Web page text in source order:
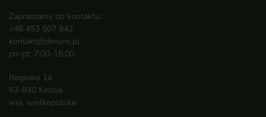
Zapraszamy do kontaktu:
+48 453 507 842
kontakt@dimuro.pl
pn-pt: 7:00-16:00
Rogowo 1a
63-840 Krobia
woj. wielkopolskie